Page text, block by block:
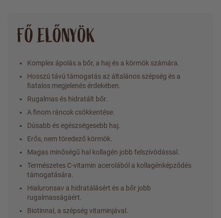
FŐ ELŐNYÖK
Komplex ápolás a bőr, a haj és a körmök számára.
Hosszú távú támogatás az általános szépség és a
fiatalos megjelenés érdekében.
Rugalmas és hidratált bőr.
A finom ráncok csökkentése.
Dúsabb és egészségesebb haj.
Erős, nem töredező körmök.
Magas minőségű hal kollagén jobb felszívódással.
Természetes C-vitamin acerolából a kollagénképződés
támogatására.
Hialuronsav a hidratálásért és a bőr jobb
rugalmasságáért.
Biotinnal, a szépség vitaminjával.